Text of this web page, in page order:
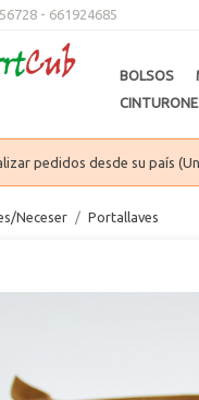
- 661924685
BOLSOS
pedidos desde su país
Neceser Portallaves